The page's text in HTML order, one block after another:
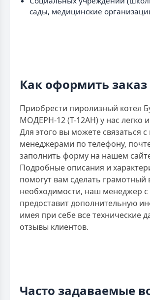
сады, медицинские
Как оформить заказ
Приобрести пиролизный котел
МОДЕРН-12 (Т-12АН) у нас легко
Для этого вы можете связаться
менеджерами по телефону,
заполнить форму на нашем
Подробные описания и
помогут вам сделать
необходимости, наш менеджер
предоставит дополнительную
имея при себе все технические
отзывы клиентов.
Часто задаваемые